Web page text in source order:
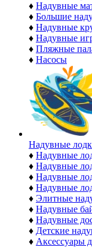
♦ Надувные
♦ Большие
♦ Надувные
♦ Надувные
♦ Пляжные
♦ Насосы
Надувные
♦ Надувные
♦ Надувные
♦ Надувные
♦ Надувные
♦ Элитные
♦ Надувные
♦ Надувные
♦ Детские
♦ Аксессуары